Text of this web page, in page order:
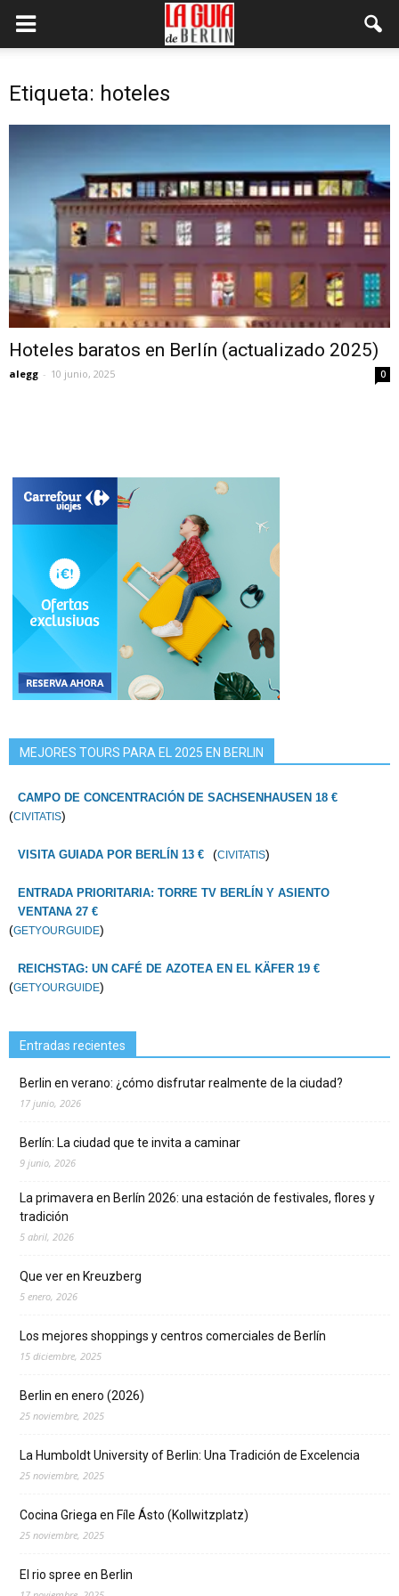
Etiqueta: hoteles
Hoteles baratos en Berlín (actualizado 2025)
alegg - 10 junio, 2025 0
MEJORES TOURS PARA EL 2025 EN BERLIN
CAMPO DE CONCENTRACIÓN DE SACHSENHAUSEN 18 €
(CIVITATIS)
VISITA GUIADA POR BERLÍN 13 € (CIVITATIS)
ENTRADA PRIORITARIA: TORRE TV BERLÍN Y ASIENTO
VENTANA 27 €
(GETYOURGUIDE)
REICHSTAG: UN CAFÉ DE AZOTEA EN EL KÄFER 19 €
(GETYOURGUIDE)
Entradas recientes
Berlin en verano: ¿cómo disfrutar realmente de la ciudad?
17 junio, 2026
Berlín: La ciudad que te invita a caminar
9 junio, 2026
La primavera en Berlín 2026: una estación de festivales, flores y
tradición
5 abril, 2026
Que ver en Kreuzberg
5 enero, 2026
Los mejores shoppings y centros comerciales de Berlín
15 diciembre, 2025
Berlin en enero (2026)
25 noviembre, 2025
La Humboldt University of Berlin: Una Tradición de Excelencia
25 noviembre, 2025
Cocina Griega en Fíle Ásto (Kollwitzplatz)
25 noviembre, 2025
El rio spree en Berlin